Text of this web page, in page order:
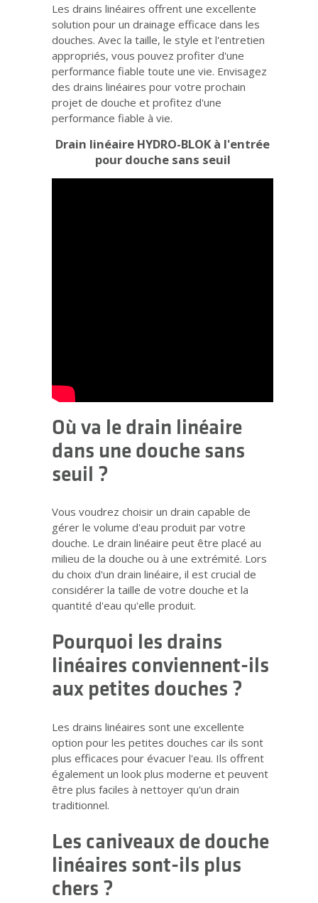
Les drains linéaires offrent une excellente
solution pour un drainage efficace dans les
douches. Avec la taille, le style et l'entretien
appropriés, vous pouvez profiter d'une
performance fiable toute une vie. Envisagez
des drains linéaires pour votre prochain
projet de douche et profitez d'une
performance fiable à vie.
Drain linéaire HYDRO-BLOK à l'entrée
pour douche sans seuil
Où va le drain linéaire
dans une douche sans
seuil ?
Vous voudrez choisir un drain capable de
gérer le volume d'eau produit par votre
douche. Le drain linéaire peut être placé au
milieu de la douche ou à une extrémité. Lors
du choix d'un drain linéaire, il est crucial de
considérer la taille de votre douche et la
quantité d'eau qu'elle produit.
Pourquoi les drains
linéaires conviennent-ils
aux petites douches ?
Les drains linéaires sont une excellente
option pour les petites douches car ils sont
plus efficaces pour évacuer l'eau. Ils offrent
également un look plus moderne et peuvent
être plus faciles à nettoyer qu'un drain
traditionnel.
Les caniveaux de douche
linéaires sont-ils plus
chers ?